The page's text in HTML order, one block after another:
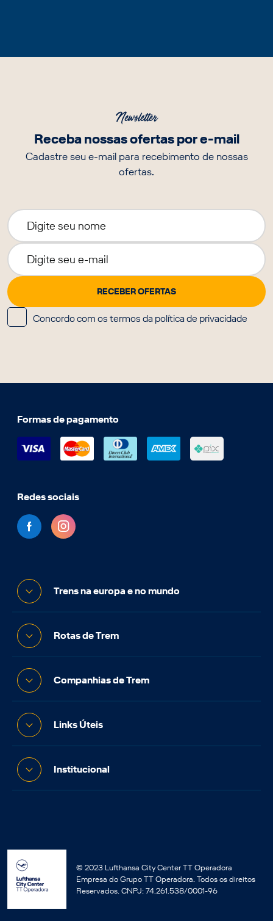
Newsletter
Receba nossas ofertas por e-mail
Cadastre seu e-mail para recebimento de nossas
ofertas.
Concordo com os termos da política de privacidade
Formas de pagamento
Redes sociais
Trens na europa e no mundo
Rotas de Trem
Companhias de Trem
Links Úteis
Institucional
© 2023 Lufthansa City Center TT Operadora
Empresa do Grupo TT Operadora. Todos os direitos
Reservados. CNPJ: 74.261.538/0001-96